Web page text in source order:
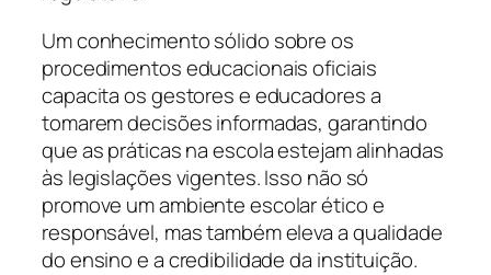
Um conhecimento sólido sobre os
procedimentos educacionais oficiais
capacita os gestores e educadores a
tomarem decisões informadas, garantindo
que as práticas na escola estejam alinhadas
às legislações vigentes. Isso não só
promove um ambiente escolar ético e
responsável, mas também eleva a qualidade
do ensino e a credibilidade da instituição.